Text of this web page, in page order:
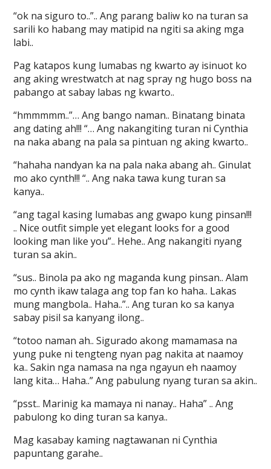
“ok na siguro to..”.. Ang parang baliw ko na turan sa
sarili ko habang may matipid na ngiti sa aking mga
labi..
Pag katapos kung lumabas ng kwarto ay isinuot ko
ang aking wrestwatch at nag spray ng hugo boss na
pabango at sabay labas ng kwarto..
“hmmmmm..”… Ang bango naman.. Binatang binata
ang dating ah!!! “… Ang nakangiting turan ni Cynthia
na naka abang na pala sa pintuan ng aking kwarto..
“hahaha nandyan ka na pala naka abang ah.. Ginulat
mo ako cynth!!! “.. Ang naka tawa kung turan sa
kanya..
“ang tagal kasing lumabas ang gwapo kung pinsan!!!
.. Nice outfit simple yet elegant looks for a good
looking man like you”.. Hehe.. Ang nakangiti nyang
turan sa akin..
“sus.. Binola pa ako ng maganda kung pinsan.. Alam
mo cynth ikaw talaga ang top fan ko haha.. Lakas
mung mangbola.. Haha..”.. Ang turan ko sa kanya
sabay pisil sa kanyang ilong..
“totoo naman ah.. Sigurado akong mamamasa na
yung puke ni tengteng nyan pag nakita at naamoy
ka.. Sakin nga namasa na nga ngayun eh naamoy
lang kita… Haha..” Ang pabulung nyang turan sa akin..
“psst.. Marinig ka mamaya ni nanay.. Haha” .. Ang
pabulong ko ding turan sa kanya..
Mag kasabay kaming nagtawanan ni Cynthia
papuntang garahe..